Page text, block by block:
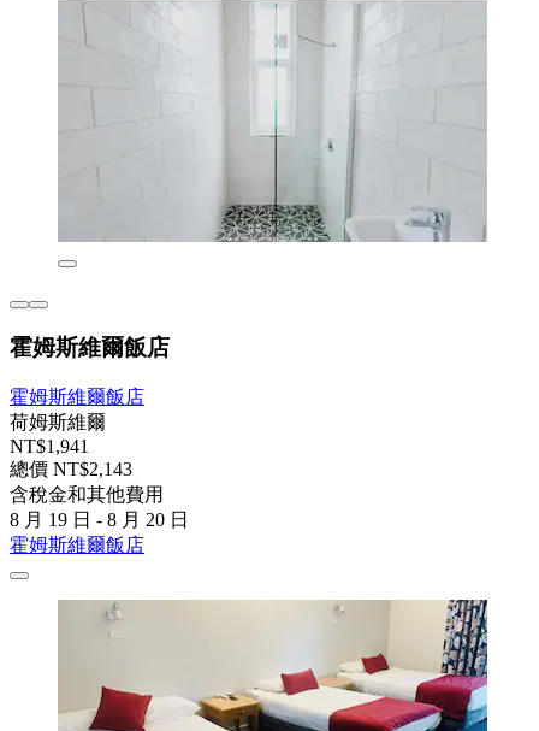
霍姆斯維爾飯店
霍姆斯維爾飯店
荷姆斯維爾
NT$1,941
總價 NT$2,143
含稅金和其他費用
8 月 19 日 - 8 月 20 日
霍姆斯維爾飯店